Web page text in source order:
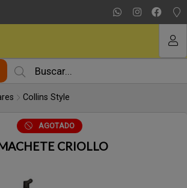
Collins Style
AGOTADO
CRIOLLO